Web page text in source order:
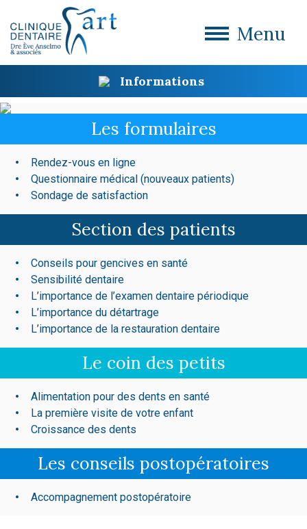
Menu
Informations
Les formulaires
Rendez-vous en ligne
Questionnaire médical (nouveaux patients)
Sondage de satisfaction
Section des patients
Conseils pour gencives en santé
Sensibilité dentaire
L’importance de l’examen dentaire périodique
L’importance du détartrage
L’importance de la restauration dentaire
Le coin des petits
Alimentation pour des dents en santé
La première visite de votre enfant
Croissance des dents
Les conseils postopératoires
Accompagnement postopératoire